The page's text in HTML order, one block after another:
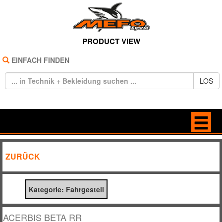
PRODUCT VIEW
EINFACH FINDEN
LOS
HOME
REIFEN
TECHNIK
BEKLEIDUNG
ANTRIEB
BELEUCHTUNG
BREMSE / KUPPLUNG
DEKORE / STICKER
ZURÜCK
Kategorie: Fahrgestell
ACERBIS BETA RR